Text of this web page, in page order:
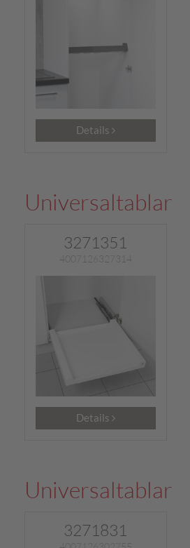
Details
Universaltablar
3271351
4007126327314
Details
Universaltablar
3271831